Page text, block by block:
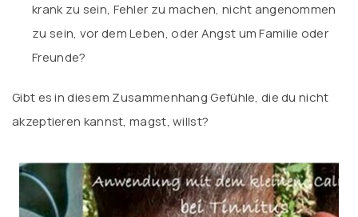
krank zu sein, Fehler zu machen, nicht angenommen
zu sein, vor dem Leben, oder Angst um Familie oder
Freunde?
Gibt es in diesem Zusammenhang Gefühle, die du nicht
akzeptieren kannst, magst, willst?